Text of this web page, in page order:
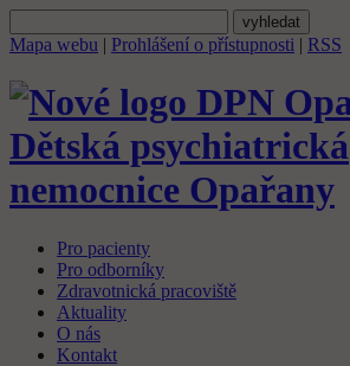
Mapa webu | Prohlášení o přístupnosti | RSS
Dětská psychiatrická
nemocnice Opařany
Pro pacienty
Pro odborníky
Zdravotnická pracoviště
Aktuality
O nás
Kontakt